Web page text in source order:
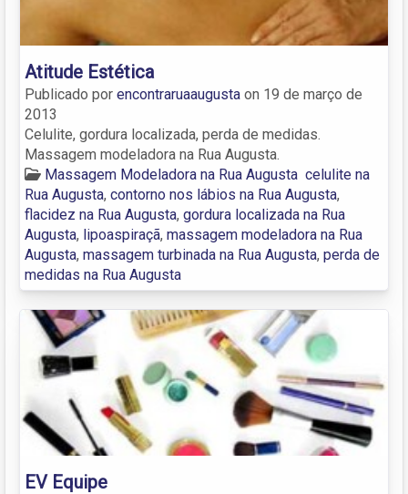
Atitude Estética
Publicado por encontraruaaugusta on 19 de março de
2013
Celulite, gordura localizada, perda de medidas.
Massagem modeladora na Rua Augusta.
Massagem Modeladora na Rua Augusta celulite na
Rua Augusta, contorno nos lábios na Rua Augusta,
flacidez na Rua Augusta, gordura localizada na Rua
Augusta, lipoaspiraçã, massagem modeladora na Rua
Augusta, massagem turbinada na Rua Augusta, perda de
medidas na Rua Augusta
EV Equipe